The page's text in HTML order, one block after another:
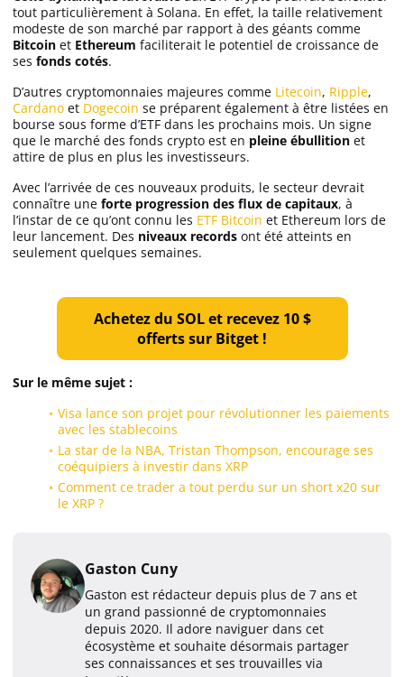
tout particulièrement à Solana. En effet, la taille relativement
modeste de son marché par rapport à des géants comme
Bitcoin et Ethereum faciliterait le potentiel de croissance de
ses fonds cotés.
D’autres cryptomonnaies majeures comme Litecoin, Ripple,
Cardano et Dogecoin se préparent également à être listées en
bourse sous forme d’ETF dans les prochains mois. Un signe
que le marché des fonds crypto est en pleine ébullition et
attire de plus en plus les investisseurs.
Avec l’arrivée de ces nouveaux produits, le secteur devrait
connaître une forte progression des flux de capitaux, à
l’instar de ce qu’ont connu les ETF Bitcoin et Ethereum lors de
leur lancement. Des niveaux records ont été atteints en
seulement quelques semaines.
Achetez du SOL et recevez 10 $
offerts sur Bitget !
Sur le même sujet :
Visa lance son projet pour révolutionner les paiements
avec les stablecoins
La star de la NBA, Tristan Thompson, encourage ses
coéquipiers à investir dans XRP
Comment ce trader a tout perdu sur un short x20 sur
le XRP ?
Gaston Cuny
Gaston est rédacteur depuis plus de 7 ans et
un grand passionné de cryptomonnaies
depuis 2020. Il adore naviguer dans cet
écosystème et souhaite désormais partager
ses connaissances et ses trouvailles via